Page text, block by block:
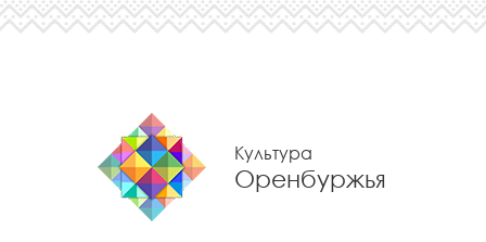
Культура
Оренбуржья